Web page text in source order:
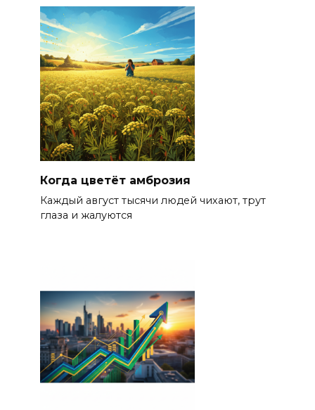
Когда цветёт амброзия
Каждый август тысячи людей чихают, трут
глаза и жалуются